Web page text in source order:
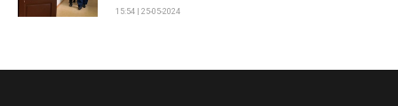
15:54 | 25-05-2024